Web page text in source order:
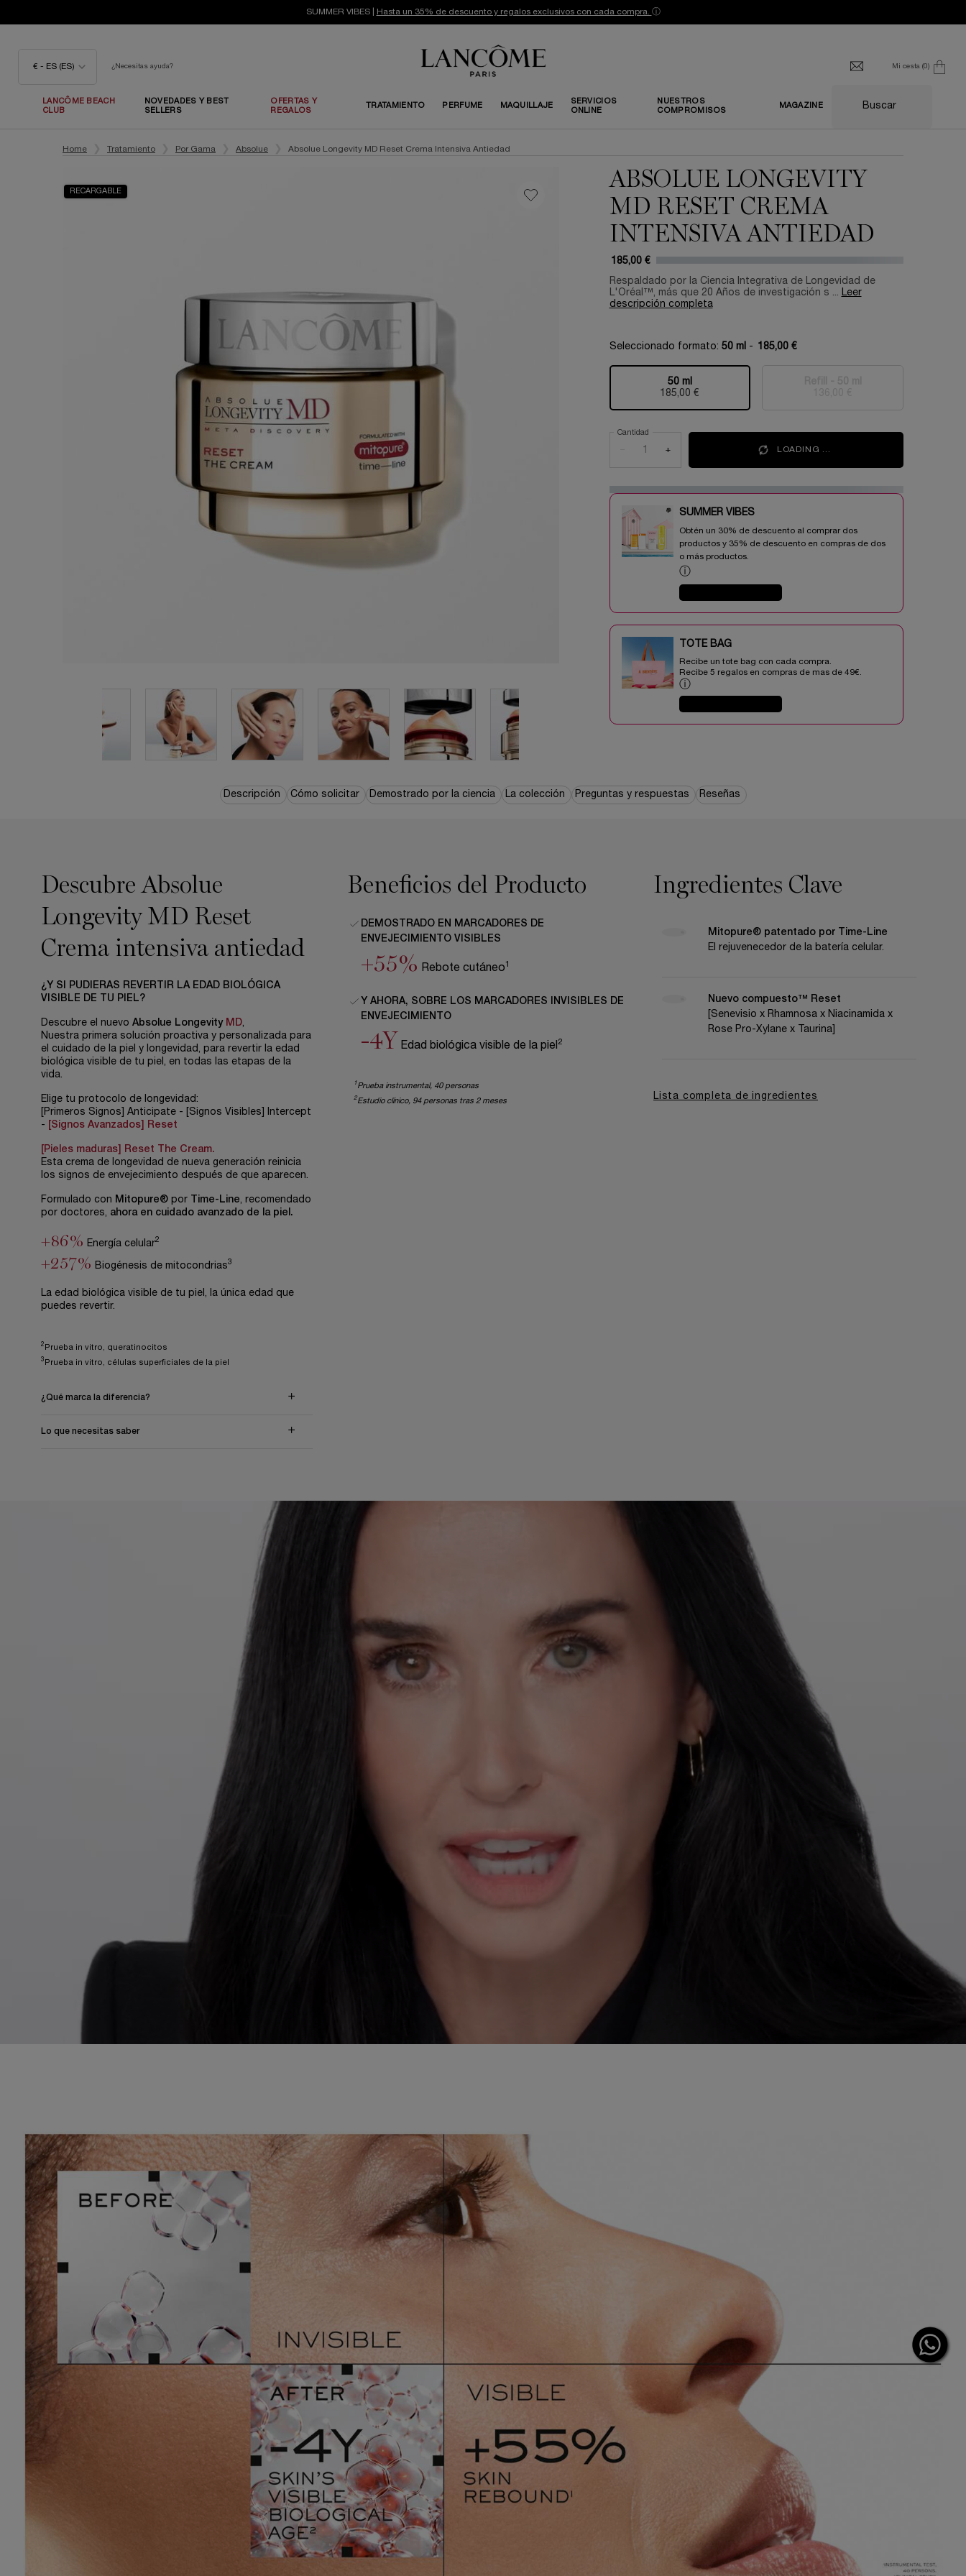
SUMMER VIBES | Hasta un 35% de descuento y regalos exclusivos con cada compra. ⓘ
€ - ES (ES) ¿Necesitas ayuda? Mi cesta 0
0 producto
LANCÔME BEACH
CLUB
NOVEDADES Y BEST
SELLERS
OFERTAS Y
REGALOS
TRATAMIENTO PERFUME MAQUILLAJE
SERVICIOS
ONLINE
NUESTROS
COMPROMISOS
MAGAZINE Buscar
Home
Tratamiento Por Gama Absolue Absolue Longevity MD Reset Crema Intensiva Antiedad
ABSOLUE LONGEVITY
MD RESET CREMA
INTENSIVA ANTIEDAD
185,00 €
Respaldado por la Ciencia Integrativa de Longevidad de
L'Oréal™, más que 20 Años de investigación s ... Leer
descripción completa
RECARGABLE
Seleccionado formato: 50 ml - 185,00 €
Selecionado
50 ml
185,00 €
, 1 of 2
Cantidad
+ LOADING ...
SUMMER VIBES​
Obtén un 30% de descuento al comprar dos
productos y 35% de descuento en compras de dos
o más productos.​
ⓘ
TOTE BAG​​
Recibe un tote bag con cada compra.
Recibe 5 regalos en compras de mas de 49€.​
ⓘ
Descripción Cómo solicitar Demostrado por la ciencia La colección Preguntas y respuestas Reseñas
Descubre Absolue
Longevity MD Reset
Crema intensiva antiedad
¿Y SI PUDIERAS REVERTIR LA EDAD BIOLÓGICA
VISIBLE DE TU PIEL?
Descubre el nuevo Absolue Longevity MD
Nuestra primera solución proactiva y personalizada para
el cuidado de la piel y longevidad, para revertir la edad
biológica visible de tu piel, en todas las etapas de la
vida.
Elige tu protocolo de longevidad:
[Primeros Signos] Anticipate - [Signos Visibles] Intercept
-
[Signos Avanzados] Reset
[Pieles maduras] Reset The Cream.
Esta crema de longevidad de nueva generación reinicia
los signos de envejecimiento después de que aparecen.
Formulado con Mitopure® por Time-Line , recomendado
por doctores, ahora en cuidado avanzado de la piel.
+86% Energía celular2
+257% Biogénesis de mitocondrias3
La edad biológica visible de tu piel, la única edad que
puedes revertir.
2 Prueba in vitro, queratinocitos
3 Prueba in vitro, células superficiales de la piel
¿Qué marca la diferencia?
Lo que necesitas saber
Beneficios del Producto
DEMOSTRADO EN MARCADORES DE
ENVEJECIMIENTO VISIBLES
+55% Rebote cutáneo1
Y AHORA, SOBRE LOS MARCADORES INVISIBLES DE
ENVEJECIMIENTO
-4Y Edad biológica visible de la piel 2
1 Prueba instrumental, 40 personas
2Estudio clínico, 94 personas tras 2 meses
Ingredientes Clave
Mitopure® patentado por Time-Line
El rejuvenecedor de la batería celular.
Nuevo compuesto™ Reset
[Senevisio x Rhamnosa x Niacinamida x
Rose Pro-Xylane x Taurina]
Lista completa de ingredientes